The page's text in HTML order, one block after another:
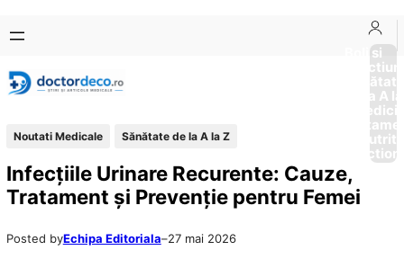
conținut
content
Boli si
Afectiuni
Sănătate
de la A
Noutati Medicale Sănătate de la A la Z
Infecțiile Urinare Recurente: Cauze,
Tratament și Prevenție pentru Femei
Posted byEchipa Editoriala–27 mai 2026